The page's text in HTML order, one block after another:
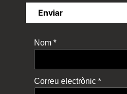
Enviar
Nom *
Correu electrònic *